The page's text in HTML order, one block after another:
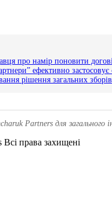
про намір поновити
ефективно
рішення загальних
Partners для загального
права захищені